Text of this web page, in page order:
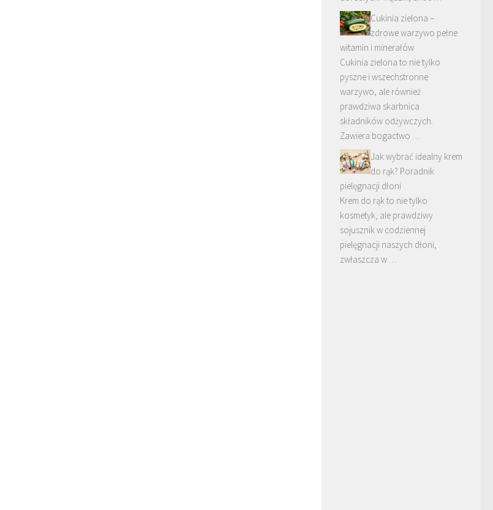
Cukinia zielona –
zdrowe warzywo pełne
witamin i minerałów
Cukinia zielona to nie tylko
pyszne i wszechstronne
warzywo, ale również
prawdziwa skarbnica
składników odżywczych.
Zawiera bogactwo …
Jak wybrać idealny krem
do rąk? Poradnik
pielęgnacji dłoni
Krem do rąk to nie tylko
kosmetyk, ale prawdziwy
sojusznik w codziennej
pielęgnacji naszych dłoni,
zwłaszcza w …